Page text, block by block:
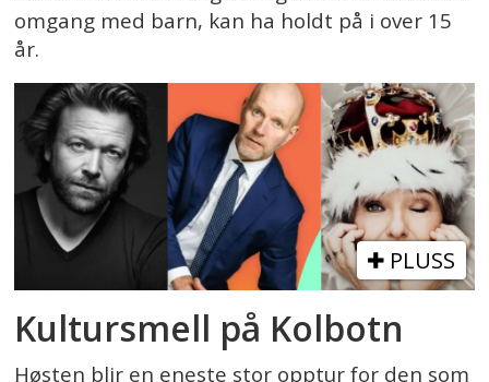
omgang med barn, kan ha holdt på i over 15
år.
PLUSS
Kultursmell på Kolbotn
Høsten blir en eneste stor opptur for den som